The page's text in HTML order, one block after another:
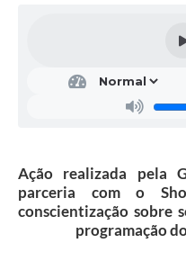
Ação realizada pela
parceria com o
conscientização sobre
programação